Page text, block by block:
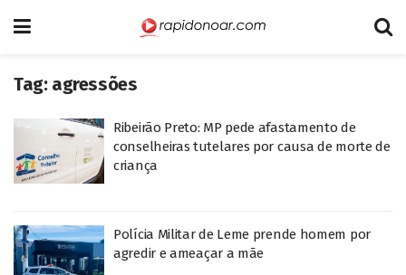
Tag: agressões
Ribeirão Preto: MP pede afastamento de
conselheiras tutelares por causa de morte de
criança
Polícia Militar de Leme prende homem por
agredir e ameaçar a mãe